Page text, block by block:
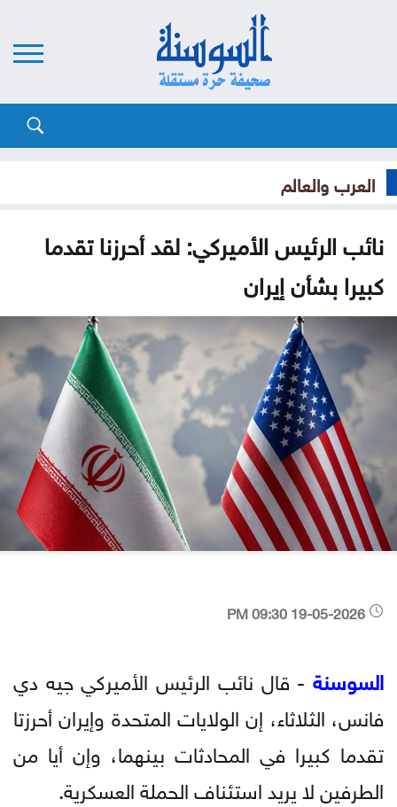
العرب والعالم
نائب الرئيس الأميركي: لقد أحرزنا تقدما
كبيرا بشأن إيران
السوسنة - قال نائب الرئيس الأميركي جيه دي
فانس، الثلاثاء، إن الولايات المتحدة وإيران أحرزتا
تقدما كبيرا في المحادثات بينهما، وإن أيا من
الطرفين لا يريد استئناف الحملة العسكرية.